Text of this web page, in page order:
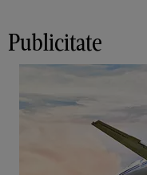
Publicitate